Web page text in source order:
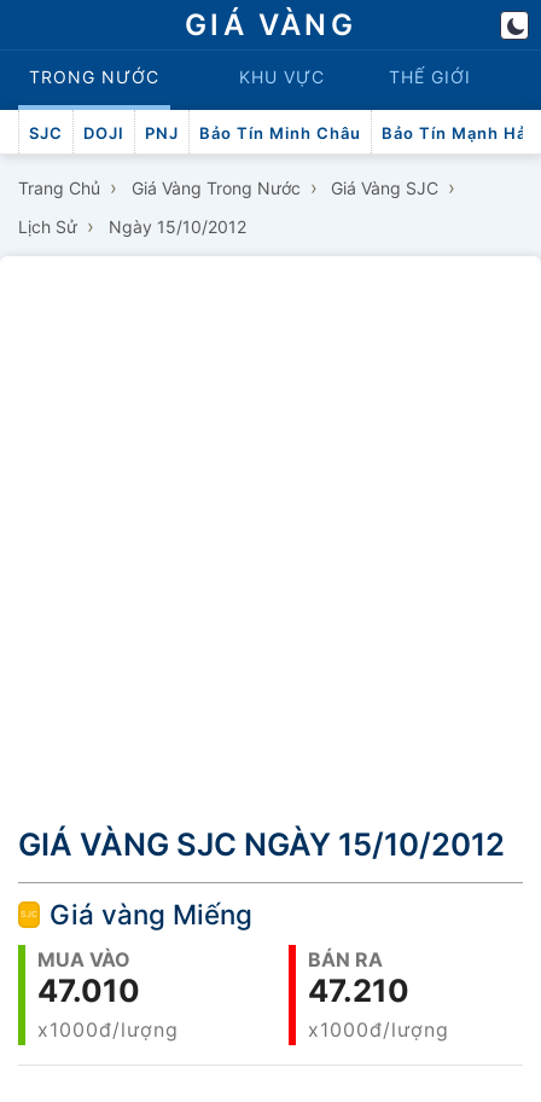
GIÁ VÀNG
TRONG NƯỚC KHU VỰC THẾ GIỚI
SJC DOJI PNJ Bảo Tín Minh Châu Bảo Tín Mạnh Hải
Trang Chủ › Giá Vàng Trong Nước › Giá Vàng SJC ›
Lịch Sử › Ngày 15/10/2012
GIÁ VÀNG SJC NGÀY 15/10/2012
Giá vàng Miếng
MUA VÀO
47.010
x1000đ/lượng
BÁN RA
47.210
x1000đ/lượng